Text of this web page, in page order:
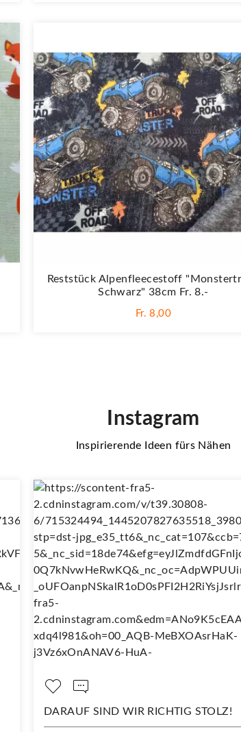
Reststück Alpenfleecestoff
Schwarz" 38cm Fr. 8.-
Fr. 8,00
Instagram
Inspirierende Ideen fürs Nähen
DARAUF SIND WIR RICHTIG STOLZ!